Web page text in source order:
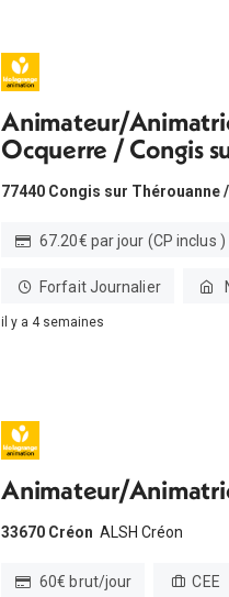
Animateur/
Ocquerre / Congis
77440 Congis sur Thérouanne
67.20€ par jour (CP inclus )
Forfait Journalier
il y a 4 semaines
Animateur/
33670 Créon ALSH Créon
60€ brut/jour CEE